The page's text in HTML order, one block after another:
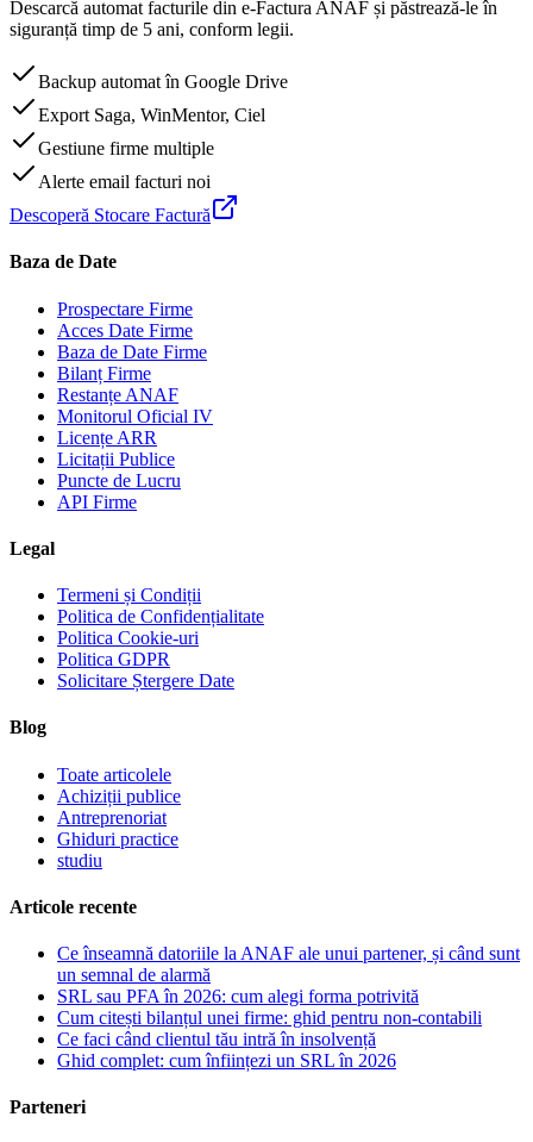
Descarcă automat facturile din e-Factura ANAF și păstrează-le în
siguranță timp de 5 ani, conform legii.
Backup automat în Google Drive
Export Saga, WinMentor, Ciel
Gestiune firme multiple
Alerte email facturi noi
Descoperă Stocare Factură
Baza de Date
Prospectare Firme
Acces Date Firme
Baza de Date Firme
Bilanț Firme
Restanțe ANAF
Monitorul Oficial IV
Licențe ARR
Licitații Publice
Puncte de Lucru
API Firme
Legal
Termeni și Condiții
Politica de Confidențialitate
Politica Cookie-uri
Politica GDPR
Solicitare Ștergere Date
Blog
Toate articolele
Achiziții publice
Antreprenoriat
Ghiduri practice
studiu
Articole recente
Ce înseamnă datoriile la ANAF ale unui partener, și când sunt
un semnal de alarmă
SRL sau PFA în 2026: cum alegi forma potrivită
Cum citești bilanțul unei firme: ghid pentru non-contabili
Ce faci când clientul tău intră în insolvență
Ghid complet: cum înființezi un SRL în 2026
Parteneri